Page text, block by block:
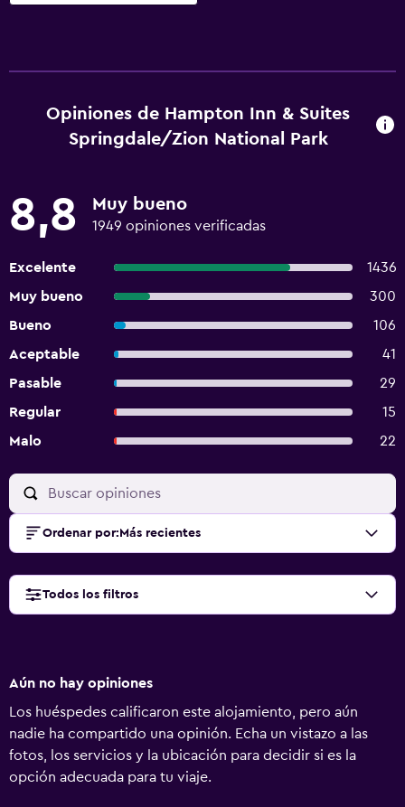
Opiniones de Hampton Inn & Suites
Springdale/Zion National Park
8,8 Muy bueno
1949 opiniones verificadas
Excelente
1436
Muy bueno
300
Bueno
106
Aceptable
41
Pasable
29
Regular
15
Malo
22
Ordenar por: Más recientes
Todos los filtros
Aún no hay opiniones
Los huéspedes calificaron este alojamiento, pero aún
nadie ha compartido una opinión. Echa un vistazo a las
fotos, los servicios y la ubicación para decidir si es la
opción adecuada para tu viaje.